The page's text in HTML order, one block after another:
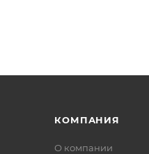
КОМПАНИЯ
О компании